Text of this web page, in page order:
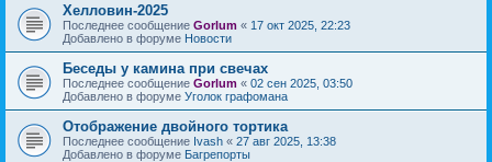
Хелловин-2025
Последнее сообщение Gorlum « 17 окт 2025, 22:23
Добавлено в форуме Новости
Беседы у камина при свечах
Последнее сообщение Gorlum « 02 сен 2025, 03:50
Добавлено в форуме Уголок графомана
Отображение двойного тортика
Последнее сообщение Ivash « 27 авг 2025, 13:38
Добавлено в форуме Багрепорты